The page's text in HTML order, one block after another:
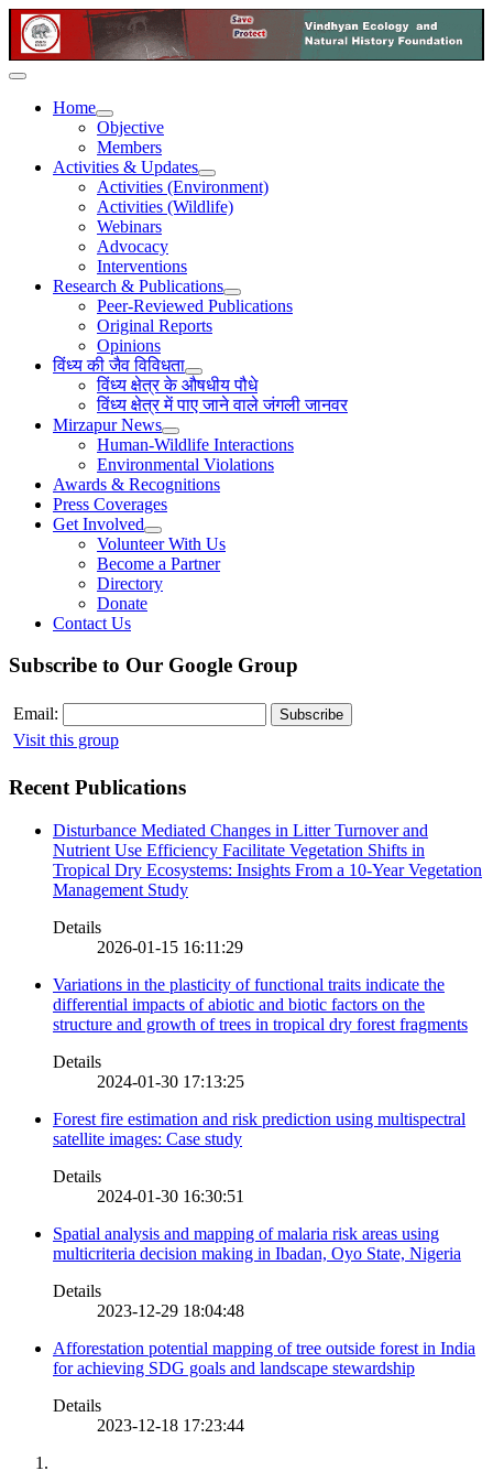
Home
Objective
Members
Activities & Updates
Activities (Environment)
Activities (Wildlife)
Webinars
Advocacy
Interventions
Research & Publications
Peer-Reviewed Publications
Original Reports
Opinions
विंध्य की जैव विविधता
विंध्य क्षेत्र के औषधीय पौधे
विंध्य क्षेत्र में पाए जाने वाले जंगली जानवर
Mirzapur News
Human-Wildlife Interactions
Environmental Violations
Awards & Recognitions
Press Coverages
Get Involved
Volunteer With Us
Become a Partner
Directory
Donate
Contact Us
Subscribe to Our Google Group
Email:
Visit this group
Recent Publications
Disturbance Mediated Changes in Litter Turnover and
Nutrient Use Efficiency Facilitate Vegetation Shifts in
Tropical Dry Ecosystems: Insights From a 10-Year Vegetation
Management Study
Details
2026-01-15 16:11:29
Variations in the plasticity of functional traits indicate the
differential impacts of abiotic and biotic factors on the
structure and growth of trees in tropical dry forest fragments
Details
2024-01-30 17:13:25
Forest fire estimation and risk prediction using multispectral
satellite images: Case study
Details
2024-01-30 16:30:51
Spatial analysis and mapping of malaria risk areas using
multicriteria decision making in Ibadan, Oyo State, Nigeria
Details
2023-12-29 18:04:48
Afforestation potential mapping of tree outside forest in India
for achieving SDG goals and landscape stewardship
Details
2023-12-18 17:23:44